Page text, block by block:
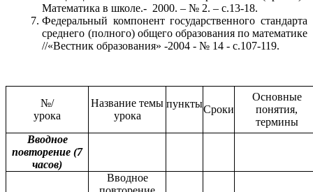
Математика в школе.- 2000. – № 2. – с.13-18.
Федеральный компонент государственного стандарта
среднего (полного) общего образования по математике
//«Вестник образования» -2004 - № 14 - с.107-119.
№/
урока
Название темы
урока
пунктыСроки
Основные
понятия,
термины
Вводное
повторение (7
часов)
Вводное